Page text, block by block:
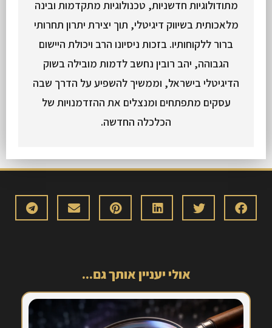
מתודולוגיות חדשניות, טכנולוגיות מתקדמות ובינה
מלאכותית בשיווק דיגיטלי, תוך יצירת יתרון תחרותי
ברור ללקוחותיו. בזכות ניסיונו הרב ויכולת היישום
הגבוהה, יהב רובין נחשב לדמות מובילה בשוק
הדיגיטלי בישראל, וממשיך להשפיע על הדרך שבה
עסקים מתפתחים ומנצלים את ההזדמנויות של
הכלכלה החדשה.
אולי יעניין אותך גם...